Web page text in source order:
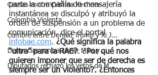
Causas contra Cristina Kirchner
Colombia Violenta
Cumbre entre Donald Trump y Xi J...
Denuncias contra Javier Milei y ...
Diputados rechazó los vetos de M...
parte la compañía de mensajería
instantánea se disculpó y atribuyó la
orden de suspensión a un problema de
comunicación, dice el portal
infobae.com. ¿Qué significa la palabra
“ultra” para la RAE?. ¿Por qué nos
quieren imponer que ser de derecha es
siempre ser un violento?. ¿Entonces